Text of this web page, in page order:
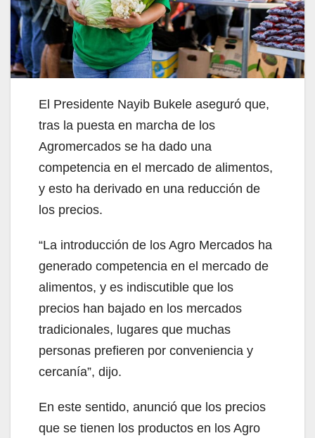
El Presidente Nayib Bukele aseguró que,
tras la puesta en marcha de los
Agromercados se ha dado una
competencia en el mercado de alimentos,
y esto ha derivado en una reducción de
los precios.
“La introducción de los Agro Mercados ha
generado competencia en el mercado de
alimentos, y es indiscutible que los
precios han bajado en los mercados
tradicionales, lugares que muchas
personas prefieren por conveniencia y
cercanía”, dijo.
En este sentido, anunció que los precios
que se tienen los productos en los Agro